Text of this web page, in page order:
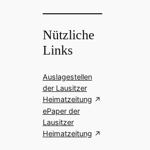
Nützliche
Links
Auslagestellen
der Lausitzer
Heimatzeitung
ePaper der
Lausitzer
Heimatzeitung